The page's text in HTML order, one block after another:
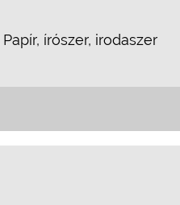
Papír, írószer, irodaszer